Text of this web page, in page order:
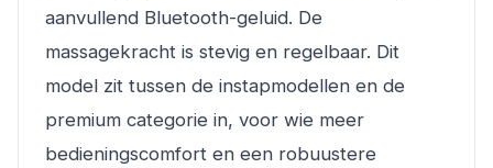
aanvullend Bluetooth-geluid. De
massagekracht is stevig en regelbaar. Dit
model zit tussen de instapmodellen en de
premium categorie in, voor wie meer
bedieningscomfort en een robuustere